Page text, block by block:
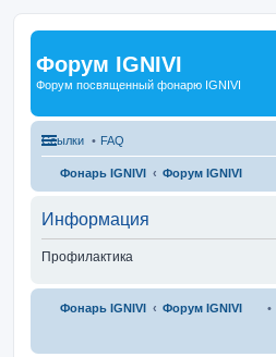
Форум IGNIVI
Форум посвященный фонарю IGNIVI
Ссылки FAQ
Фонарь IGNIVI Форум IGNIVI
Информация
Профилактика
Фонарь IGNIVI Форум IGNIVI